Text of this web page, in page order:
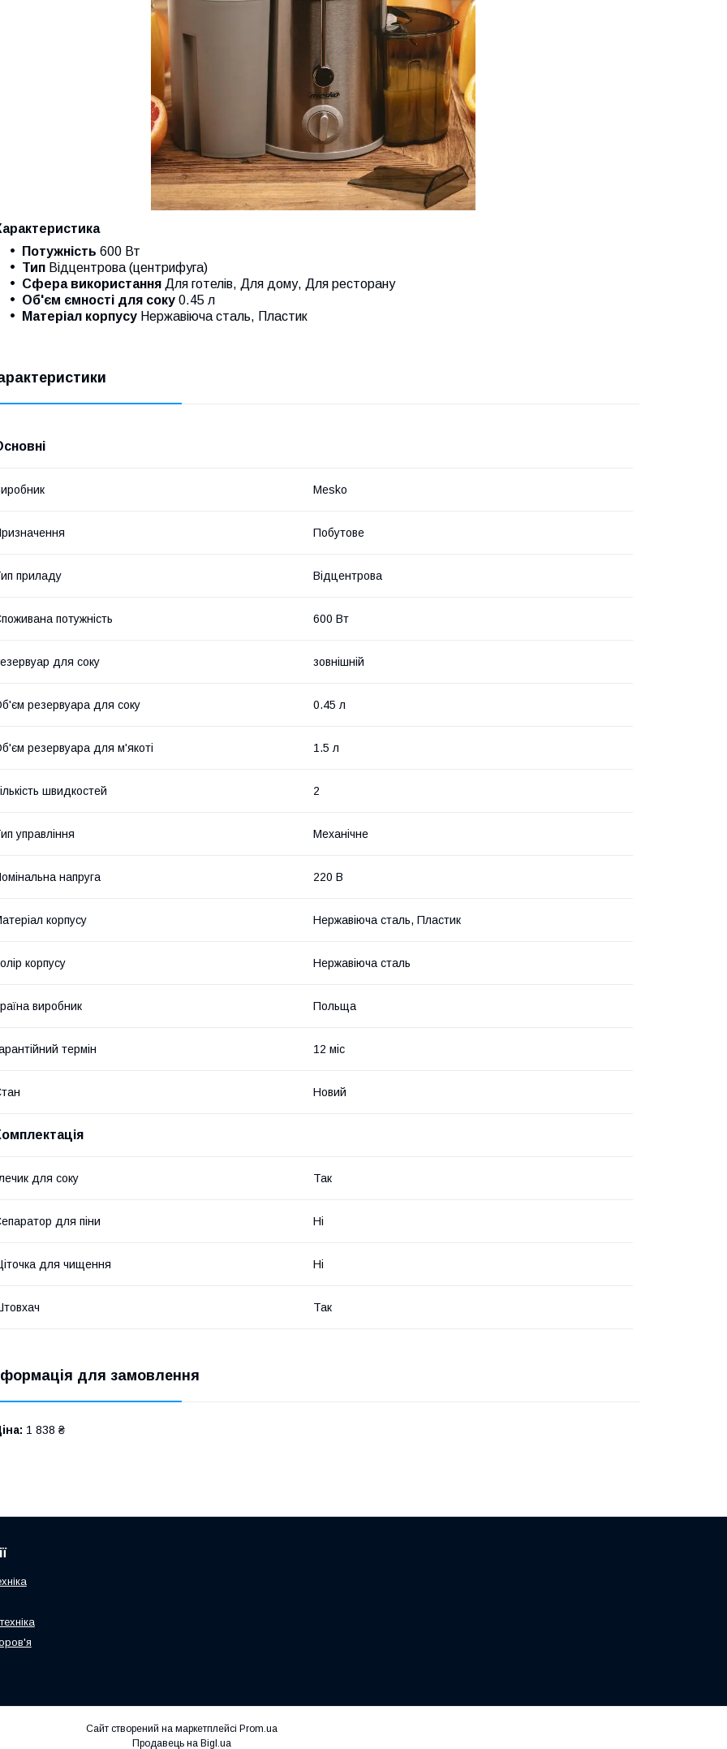
Потужність 600 Вт
Тип Відцентрова (центрифуга)
Сфера використання Для готелів, Для дому, Для ресторану
Об'єм ємності для соку 0.45 л
Матеріал корпусу Нержавіюча сталь, Пластик
Mesko
Побутове
приладу Відцентрова
потужність 600 Вт
для соку зовнішній
резервуара для соку 0.45 л
резервуара для м'якоті 1.5 л
швидкостей 2
управління Механічне
напруга 220 В
корпусу Нержавіюча сталь, Пластик
корпусу Нержавіюча сталь
виробник Польща
термін 12 міс
Новий
для соку Так
для піни Ні
для чищення Ні
Так
для замовлення
1 838 ₴
Сайт створений на маркетплейсі Prom.ua
Продавець на Bigl.ua